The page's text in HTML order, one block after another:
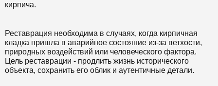
кирпича.
Реставрация необходима в случаях, когда кирпичная
кладка пришла в аварийное состояние из-за ветхости,
природных воздействий или человеческого фактора.
Цель реставрации - продлить жизнь исторического
объекта, сохранить его облик и аутентичные детали.